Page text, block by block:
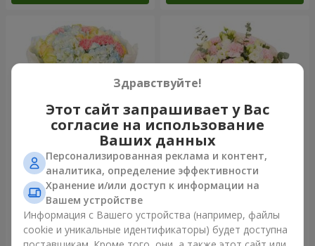
Букет "Небесная лазурь"
5 322 грн
Заказать
Букет "Secret"
Заказать
Здравствуйте!
Этот сайт запрашивает у Вас
согласие на использование
Ваших данных
Персонализированная реклама и контент,
аналитика, определение эффективности
Хранение и/или доступ к информации на
Вашем устройстве
Информация с Вашего устройства (например, файлы
cookie и уникальные идентификаторы) будет доступна